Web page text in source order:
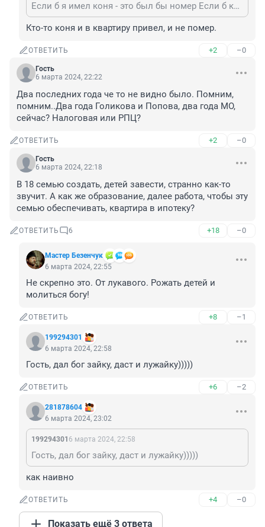
Если б я имел коня - это был бы номер Если б конь имел меня - я б, наверно, помер
Кто-то коня и в квартиру привел, и не помер.
ОТВЕТИТЬ +2 –0
Гость
6 марта 2024, 22:22
Два последних года че то не видно было. Помним,
помним..Два года Голикова и Попова, два года МО,
сейчас? Налоговая или РПЦ?
ОТВЕТИТЬ +2 –0
Гость
6 марта 2024, 22:18
В 18 семью создать, детей завести, странно как-то
звучит. А как же образование, далее работа, чтобы эту
семью обеспечивать, квартира в ипотеку?
ОТВЕТИТЬ 6 +18 –0
Мастер Безенчук
6 марта 2024, 22:55
Не скрепно это. От лукавого. Рожать детей и
молиться богу!
ОТВЕТИТЬ +8 –1
199294301
6 марта 2024, 22:58
Гость, дал бог зайку, даст и лужайку)))))
ОТВЕТИТЬ +6 –2
281878604
6 марта 2024, 23:02
199294301 6 марта 2024, 22:58
Гость, дал бог зайку, даст и лужайку)))))
как наивно
ОТВЕТИТЬ +4 –0
Показать ещё 3 ответа